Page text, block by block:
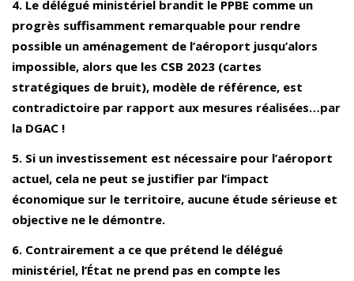
4. Le délégué ministériel brandit le PPBE comme un
progrès suffisamment remarquable pour rendre
possible un aménagement de l’aéroport jusqu’alors
impossible, alors que les CSB 2023 (cartes
stratégiques de bruit), modèle de référence, est
contradictoire par rapport aux mesures réalisées…par
la DGAC !
5. Si un investissement est nécessaire pour l’aéroport
actuel, cela ne peut se justifier par l’impact
économique sur le territoire, aucune étude sérieuse et
objective ne le démontre.
6. Contrairement a ce que prétend le délégué
ministériel, l’État ne prend pas en compte les